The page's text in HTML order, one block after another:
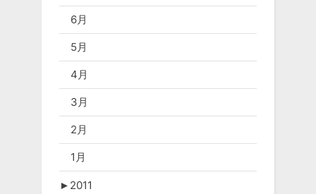
6月
5月
4月
3月
2月
1月
► 2011